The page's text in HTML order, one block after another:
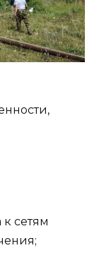
сетям